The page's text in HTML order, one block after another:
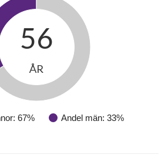
67% Andel män: 33%
56
ÅR